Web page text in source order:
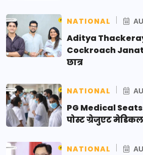
NATIONAL
Aditya
Cockroach
छात्र
NATIONAL
PG Medical
पोस्ट ग्रेजुएट मेडिकल
NATIONAL